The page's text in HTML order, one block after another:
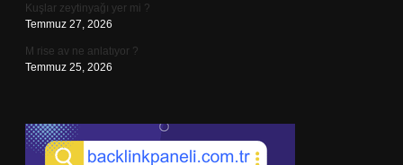
Kuşlar zeytinyağı yer mi ?
Temmuz 27, 2026
M rise av ne anlatıyor ?
Temmuz 25, 2026